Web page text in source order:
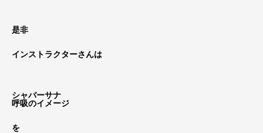
是非
インストラクターさんは
シャバーサナ
呼吸のイメージ
を